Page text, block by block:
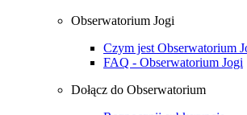
Obserwatorium Jogi
Czym jest Obserwatorium
FAQ - Obserwatorium Jogi
Dołącz do Obserwatorium